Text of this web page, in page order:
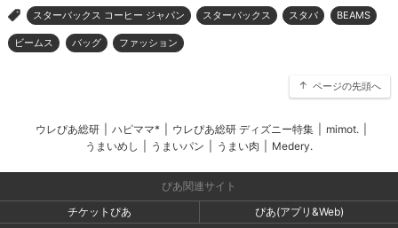
> スターバックス コーヒー ジャパン スターバックス スタバ BEAMS
ビームス バッグ ファッション
ページの先頭へ
ウレぴあ総研 ハピママ* ウレぴあ総研 ディズニー特集 mimot.
うまいめし
うまいパン うまい肉 Medery.
ぴあ関連サイト
チケットぴあ
ぴあ(アプリ&Web)